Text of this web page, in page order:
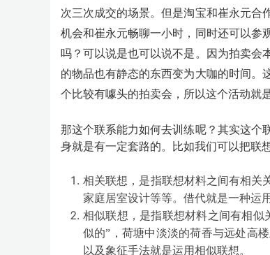
次三次成交的场景。但是淘宝和崔永元合
机会和崔永元畅聊一小时，同时还可以参
吗？可以说是也可以说不是。因为拍卖会
的物品也有静态的东西变为大咖的时间。
个比较有噱头的拍卖会，所以这个活动就
那这个联系能力如何去训练呢？其实这个
身就是有一定套路的。比如我们可以把联
相关联想，是指联想材料之间有相关
家庭居室设计等等。借代就是一种运
相似联想，是指联想材料之间有相
似的”，荷塘中淡淡的荷香与远处高
以及象征手法就是运用相似联想。